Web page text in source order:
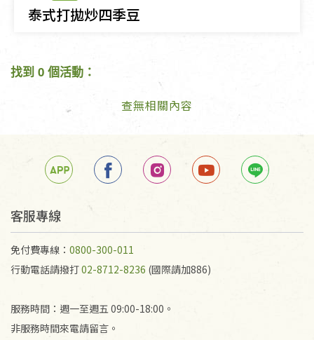
泰式打拋炒四季豆
找到 0 個活動：
查無相關內容
客服專線
免付費專線： 0800-300-011
行動電話請撥打02-8712-8236 (國際請加886)
服務時間：週一至週五 09:00-18:00。
非服務時間來電請留言。